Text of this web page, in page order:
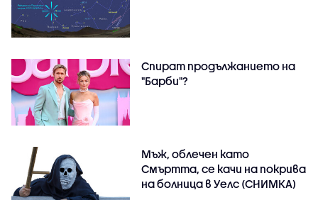
Спират продължанието на
"Барби"?
Мъж, облечен като
Смъртта, се качи на покрива
на болница в Уелс (СНИМКА)